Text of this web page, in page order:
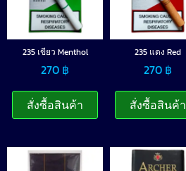
235 เขียว Menthol
270 ฿
สั่งซื้อสินค้า
235 แดง Red
270 ฿
สั่งซื้อสินค้า